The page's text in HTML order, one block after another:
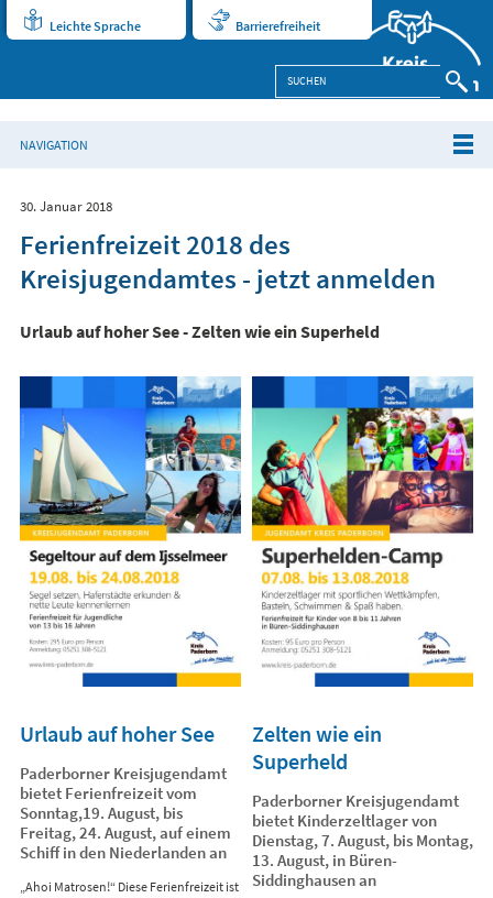
Leichte Sprache Barrierefreiheit
NAVIGATION
30. Januar 2018
Ferienfreizeit 2018 des
Kreisjugendamtes - jetzt anmelden
Urlaub auf hoher See - Zelten wie ein Superheld
Urlaub auf hoher See
Paderborner Kreisjugendamt
bietet Ferienfreizeit vom
Sonntag,19. August, bis
Freitag, 24. August, auf einem
Schiff in den Niederlanden an
„Ahoi Matrosen!“ Diese Ferienfreizeit ist
Zelten wie ein
Superheld
Paderborner Kreisjugendamt
bietet Kinderzeltlager von
Dienstag, 7. August, bis Montag,
13. August, in Büren-
Siddinghausen an